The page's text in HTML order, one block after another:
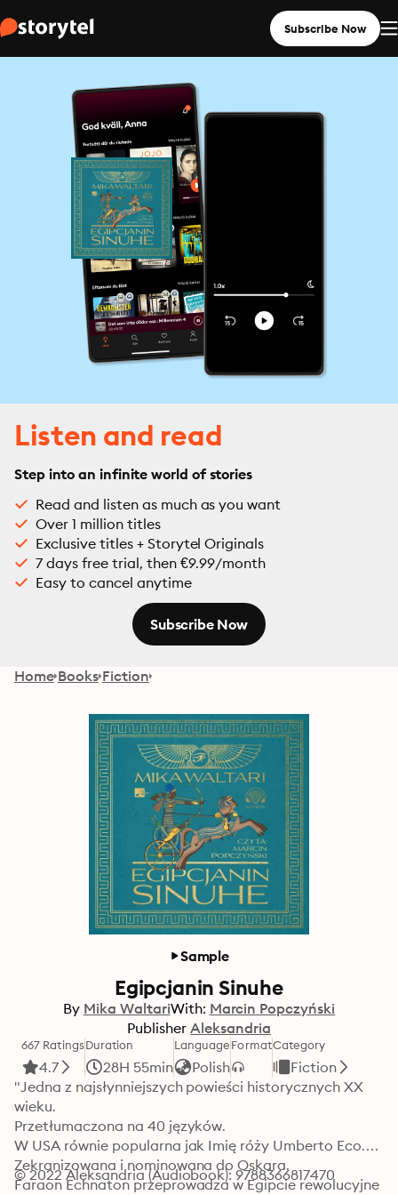
Subscribe Now
Listen and read
Step into an infinite world of stories
Read and listen as much as you want
Over 1 million titles
Exclusive titles + Storytel Originals
7 days free trial, then €9.99/month
Easy to cancel anytime
Subscribe Now
Home Books Fiction
Sample
Egipcjanin Sinuhe
By Mika WaltariWith: Marcin Popczyński
Publisher Aleksandria
667 Ratings
4.7
Duration
28H 55min
Language
Polish
FormatCategory
Fiction
"Jedna z najsłynniejszych powieści historycznych XX
wieku.
Przetłumaczona na 40 języków.
W USA równie popularna jak Imię róży Umberto Eco.
Zekranizowana i nominowana do Oskara.
Faraon Echnaton przeprowadza w Egipcie rewolucyjne
© 2022 Aleksandria (Audiobook): 9788366817470